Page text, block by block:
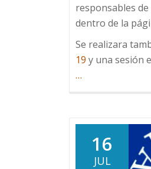
responsables
dentro de la
Se realizara
19 y una sesión
about
…
16
JUL